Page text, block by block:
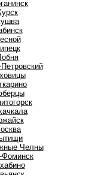
Челны
Фоминск